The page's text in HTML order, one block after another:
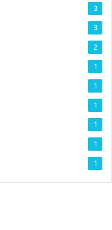
3
3
2
1
1
1
1
1
1